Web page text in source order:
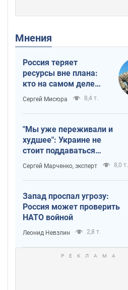
Мнения
Россия теряет
ресурсы вне плана:
кто на самом деле
диктует темп войны
Сергей Мисюра 8,4 т.
"Мы уже переживали и
худшее": Украине не
стоит поддаваться
отчаянию из-за
ракетного террора
Сергей Марченко, эксперт 8,0 т.
Запад проспал угрозу:
Россия может проверить
НАТО войной
Леонид Невзлин 2,8 т.